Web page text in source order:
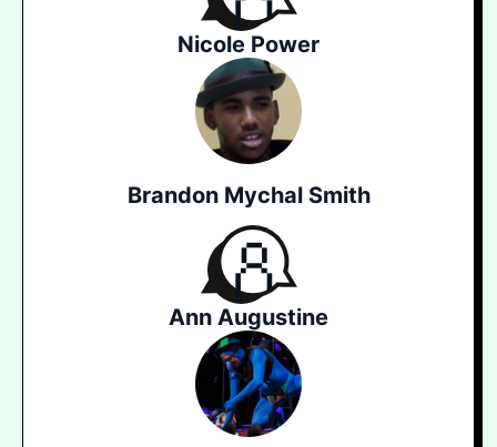
Nicole Power
Brandon Mychal Smith
Ann Augustine